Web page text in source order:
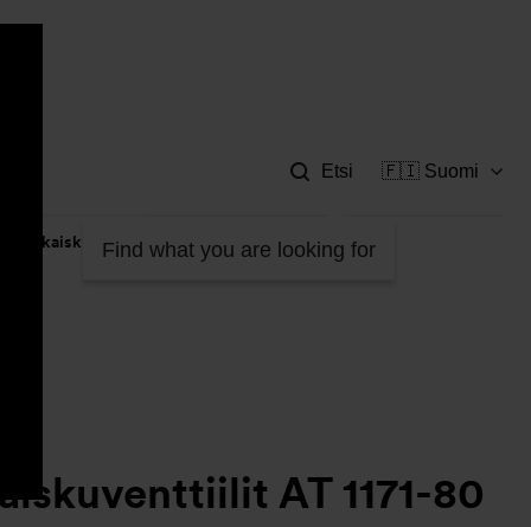
Find what you are looking for
Etsi 🇫🇮 Suomi
AT 1171-80
AT 1171-80